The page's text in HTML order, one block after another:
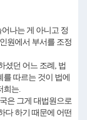
나는 게 아니고 정
원에서 부서를 조정
셨던 어느 조례, 법
따르는 것이 법에
희는.
은 그게 대법원으로
다 하기 때문에 어떤